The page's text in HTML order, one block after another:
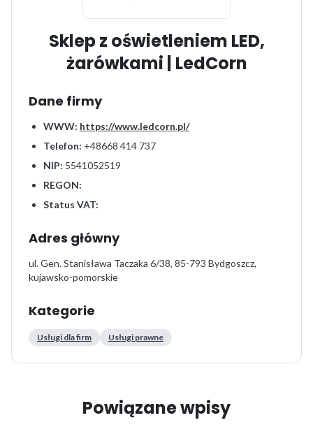
Sklep z oświetleniem LED,
żarówkami | LedCorn
Dane firmy
WWW: https://www.ledcorn.pl/
Telefon: +48668 414 737
NIP: 5541052519
REGON:
Status VAT:
Adres główny
ul. Gen. Stanisława Taczaka 6/38, 85-793 Bydgoszcz,
kujawsko-pomorskie
Kategorie
Usługi dla firm Usługi prawne
Powiązane wpisy